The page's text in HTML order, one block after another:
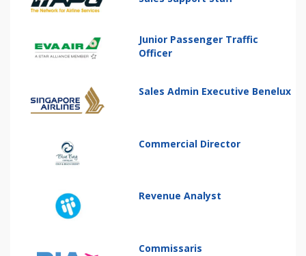
Junior Passenger Traffic
Officer
Sales Admin Executive Benelux
Commercial Director
Revenue Analyst
Commissaris